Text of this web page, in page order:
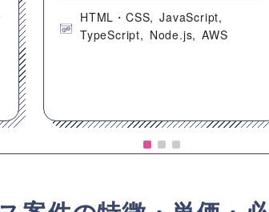
HTML・CSS
JavaScript
TypeScript
Node.js AWS